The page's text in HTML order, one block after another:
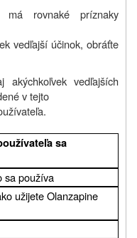
rovnaké príznaky
vedľajší účinok, obráťte
vedľajších
v tejto
sa
sa používa
užijete Olanzapine